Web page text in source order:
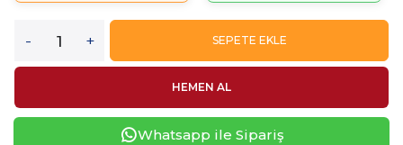
- + SEPETE EKLE
HEMEN AL
Whatsapp ile Sipariş